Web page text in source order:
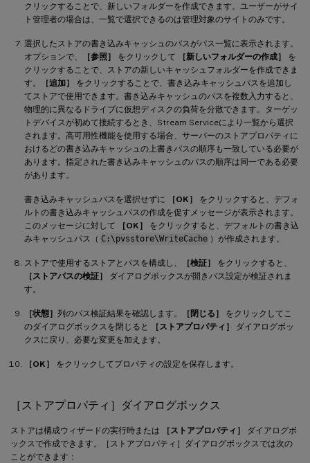
クリックすることで、新しいフォルダーを作成できます。ユーザーがサイ
ト管理者の場合は、一覧で選択できるのは管理対象のサイトのみです。
選択したストアの書き込みキャッシュのパスがパス一覧に表示されます。
オプションで、
［参照］ をクリックして ［新しいフォルダーの作成］
を
クリックすることで、ストアの新しいキャッシュフォルダーを作成できま
す。
［追加］
をクリックすることで、書き込みキャッシュパスを追加し
てストアで使用できます。書き込みキャッシュのパスを複数入力すると、
物理的に異なるドライブに仮想ディスクの負荷を分散できます。ターゲッ
トデバイスが初めて接続するとき、Stream Serviceにより一覧から選択
されます。高可用性機能を使用する場合、サーバーのストアプロパティに
おけるどの書き込みキャッシュの上書きパスの順序も一致している必要が
あります。指定された書き込みキャッシュのパスの順序は同一である必要
があります。
書き込みキャッシュパスを選択せずに ［OK］
をクリックすると、デフォ
ルトの書き込みキャッシュパスの作成を促すメッセージが表示されます。
このメッセージに対して
［OK］
をクリックすると、デフォルトの書き込
みキャッシュパス（ C:\pvsstore\WriteCache ）が作成されます。
ストアで使用するストアとパスを構成し、 ［検証］
をクリックすると、
［ストアパスの検証］
ダイアログボックスが開きパス設定が検証されま
す。
［状態］ 列のパス検証結果を確認します。 ［閉じる］
をクリックしてこ
のダイアログボックスを閉じると
［ストアプロパティ］
ダイアログボッ
クスに戻り、必要な変更を加えます。
［OK］ をクリックしてプロパティの設定を保存します。
［ストアプロパティ］ダイアログボックス
ストアは構成ウィザードの実行時または ［ストアプロパティ］
ダイアログボ
ックスで作成できます。［ストアプロパティ］ダイアログボックスでは次の
ことができます：